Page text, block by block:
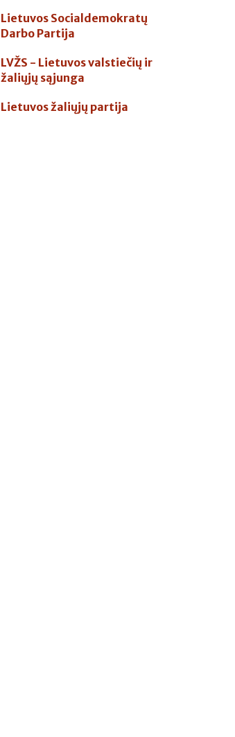
Lietuvos Socialdemokratų
Darbo Partija
LVŽS - Lietuvos valstiečių ir
žaliųjų sąjunga
Lietuvos žaliųjų partija